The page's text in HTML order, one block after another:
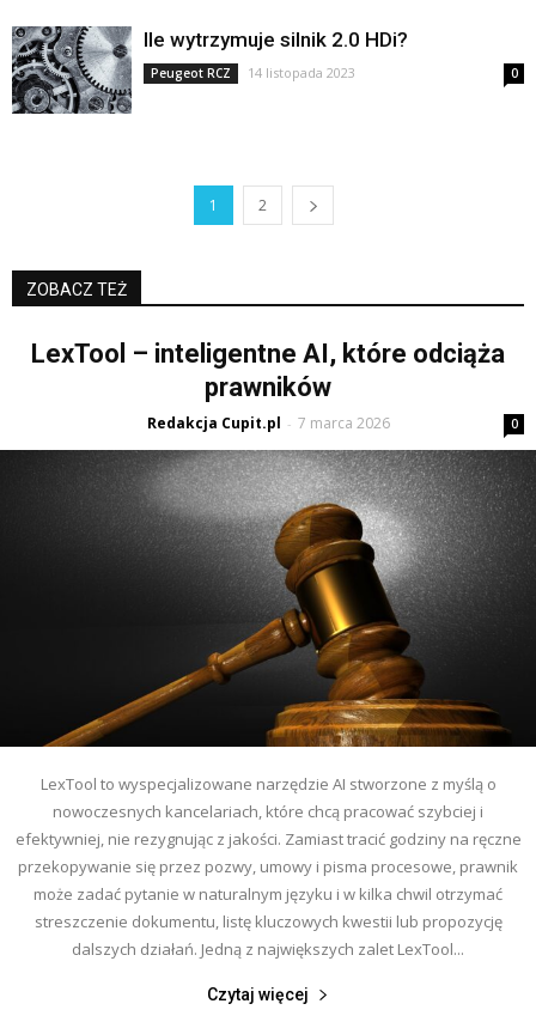
Ile wytrzymuje silnik 2.0 HDi?
Peugeot RCZ 14 listopada 2023 0
1 2
ZOBACZ TEŻ
LexTool – inteligentne AI, które odciąża
prawników
Redakcja Cupit.pl - 7 marca 2026 0
LexTool to wyspecjalizowane narzędzie AI stworzone z myślą o
nowoczesnych kancelariach, które chcą pracować szybciej i
efektywniej, nie rezygnując z jakości. Zamiast tracić godziny na ręczne
przekopywanie się przez pozwy, umowy i pisma procesowe, prawnik
może zadać pytanie w naturalnym języku i w kilka chwil otrzymać
streszczenie dokumentu, listę kluczowych kwestii lub propozycję
dalszych działań. Jedną z największych zalet LexTool...
Czytaj więcej